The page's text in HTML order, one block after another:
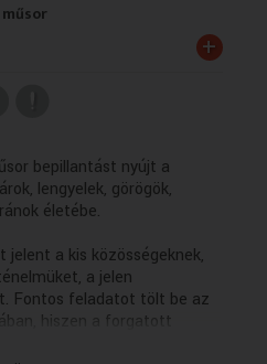
+
bepillantást nyújt a
lengyelek, görögök,
életébe.
a kis közösségeknek,
a jelen
Fontos feladatot tölt be az
hiszen a forgatott
kisebbség nyelvén készül